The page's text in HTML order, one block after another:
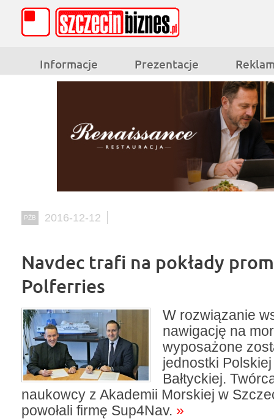
Informacje Prezentacje
PŻB 2016-12-12
Navdec trafi na pokłady
Polferries
W rozwiązanie
nawigację na
wyposażone
jednostki
Bałtyckiej.
naukowcy z Akademii Morskiej w
powołali firmę Sup4Nav. »